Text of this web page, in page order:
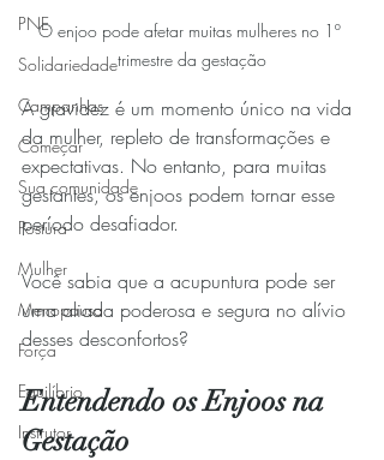
PNE
Solidariedade
Campanhas
Começar
Sua comunidade
Postura
Mulher
Menopausa
Força
Equilíbrio
Instrutor
O enjoo pode afetar muitas mulheres no 1º
trimestre da gestação
A gravidez é um momento único na vida
da mulher, repleto de transformações e
expectativas. No entanto, para muitas
gestantes, os enjoos podem tornar esse
período desafiador.
Você sabia que a acupuntura pode ser
uma aliada poderosa e segura no alívio
desses desconfortos?
Entendendo os Enjoos na
Gestação